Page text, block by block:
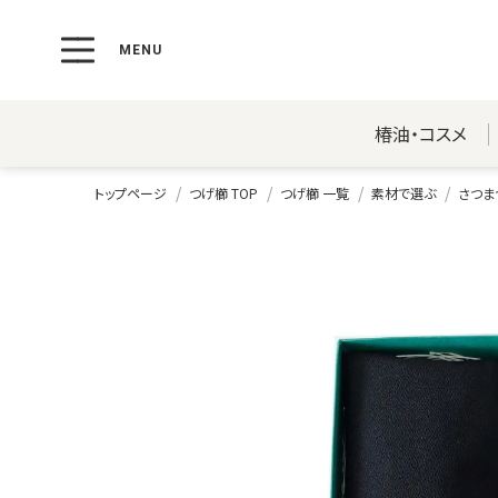
椿油・コスメ
トップページ つげ櫛 TOP つげ櫛 一覧 素材で選ぶ さつ